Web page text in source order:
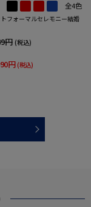
全4色
フォーマルセレモニー結婚
円 (税込)
円 (税込)